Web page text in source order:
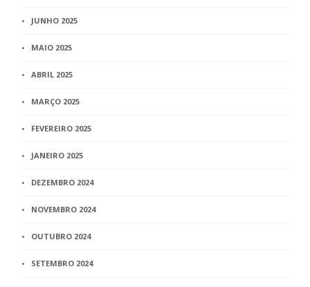
JUNHO 2025
MAIO 2025
ABRIL 2025
MARÇO 2025
FEVEREIRO 2025
JANEIRO 2025
DEZEMBRO 2024
NOVEMBRO 2024
OUTUBRO 2024
SETEMBRO 2024